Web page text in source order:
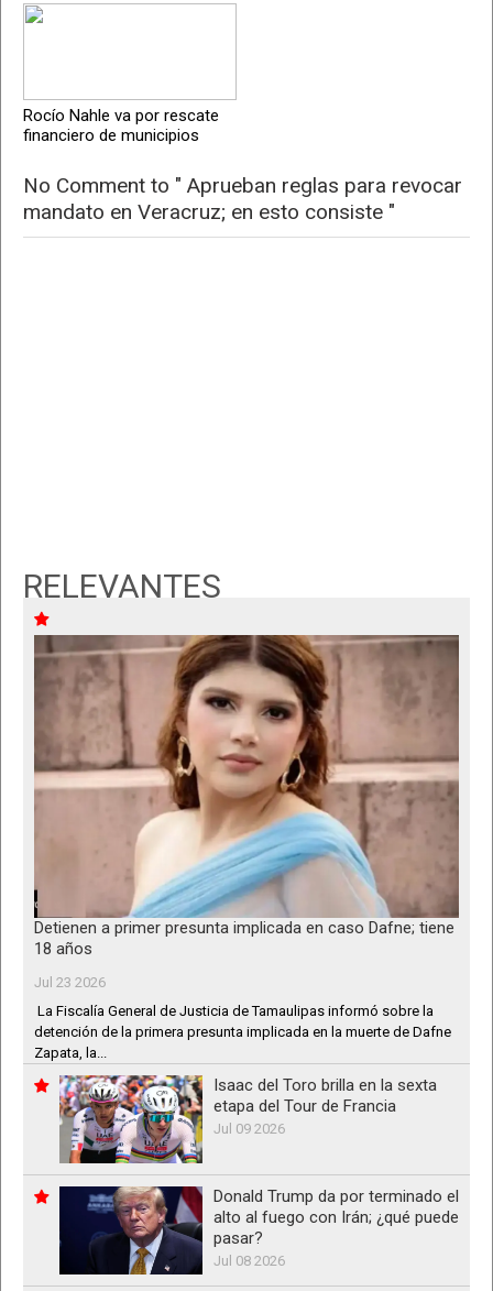
Rocío Nahle va por rescate
financiero de municipios
No Comment to " Aprueban reglas para revocar
mandato en Veracruz; en esto consiste "
RELEVANTES
Detienen a primer presunta implicada en caso Dafne; tiene
18 años
Jul 23 2026
La Fiscalía General de Justicia de Tamaulipas informó sobre la
detención de la primera presunta implicada en la muerte de Dafne
Zapata, la...
Isaac del Toro brilla en la sexta
etapa del Tour de Francia
Jul 09 2026
Donald Trump da por terminado el
alto al fuego con Irán; ¿qué puede
pasar?
Jul 08 2026